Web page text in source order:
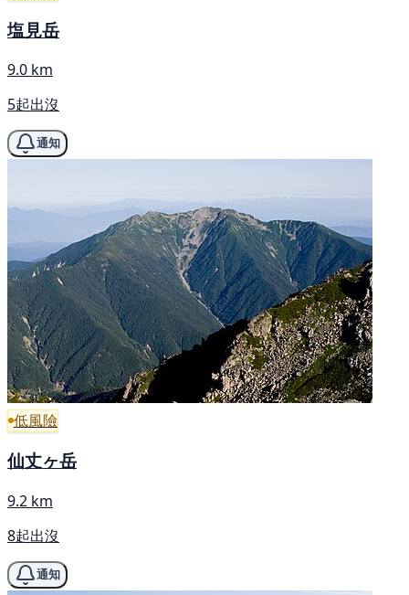
塩見岳
9.0 km
5起出沒
通知
低風險
仙丈ヶ岳
9.2 km
8起出沒
通知